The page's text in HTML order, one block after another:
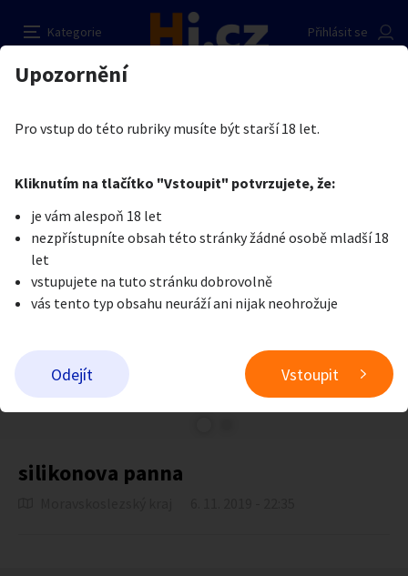
Kategorie
Přihlásit se
Auto-moto
Reality a bydlení Seznamka
Zvířata
Stroje a nářadí PC a elektro Sport a hobby
Sběratelství
Přidat inzerát
Erotika Erotické zboží
Je nám líto, ale tenhle inzerát již není aktuální.
silikonova panna
silikonova panna
Prodávající
Pošlete uživateli zprávu
Nahlásit inzerát
Upozornění
Pro vstup do této rubriky musíte být starší 18 let.
Kliknutím na tlačítko "Vstoupit" potvrzujete, že:
je vám alespoň 18 let
nezpřístupníte obsah této stránky žádné osobě mladší 18
let
vstupujete na tuto stránku dobrovolně
vás tento typ obsahu neuráží ani nijak neohrožuje
Odejít Vstoupit